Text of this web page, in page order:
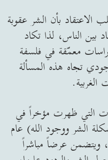
الاعتقاد بأن الشر عقوبة
بين الناس، لذا تكاد
معمّقة في فلسفة
تجاه هذه المسألة
التي ظهرت مؤخراً في
الشر ووجود الله) عام
ويتضمن عرضاً مباشراً